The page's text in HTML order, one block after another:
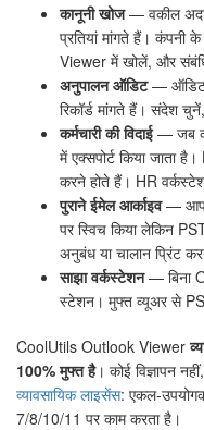
कानूनी खोज— वकील
प्रतियां मांगते हैं। कंपनी
Viewer में खोलें, और
अनुपालन ऑडिट— ऑडिटर
रिकॉर्ड मांगते हैं। संदेश
कर्मचारी की विदाई— जब
में एक्सपोर्ट किया जाता
करने होते हैं। HR
पुराने ईमेल आर्काइव— आपने
पर स्विच किया लेकिन
अनुबंध या चालान प्रिंट
साझा वर्कस्टेशन— बिना
स्टेशन। मुफ्त व्यूअर से
CoolUtils Outlook Viewer
100% मुफ्त है। कोई विज्ञापन
व्यावसायिक लाइसेंस: एकल-
7/8/10/11 पर काम करता है।